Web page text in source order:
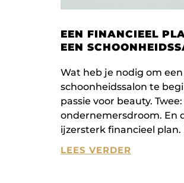
EEN FINANCIEEL
EEN
Wat heb je nodig om
schoonheidssalon te
passie voor beauty.
ondernemersdroom. En
ijzersterk financieel plan.
LEES VERDER